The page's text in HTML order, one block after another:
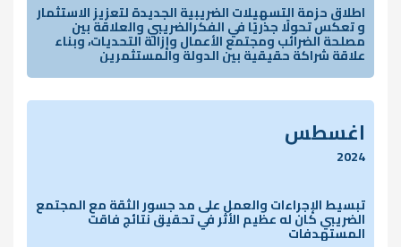
اطلاق حزمة التسهيلات الضريبية الجديدة لتعزيز الاستثمار
و تعكس تحولًا جذريًا في الفكرالضريبي والعلاقة بين
مصلحة الضرائب ومجتمع الأعمال وإزالة التحديات، وبناء
علاقة شراكة حقيقية بين الدولة والمستثمرين
اغسطس
2024
تبسيط الإجراءات والعمل على مد جسور الثقة مع المجتمع
الضريبي كان له عظيم الأثر في تحقيق نتائج فاقت
المستهدفات